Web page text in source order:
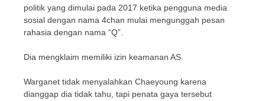
politik yang dimulai pada 2017 ketika pengguna media
sosial dengan nama 4chan mulai mengunggah pesan
rahasia dengan nama “Q”.
Dia mengklaim memiliki izin keamanan AS.
Warganet tidak menyalahkan Chaeyoung karena
dianggap dia tidak tahu, tapi penata gaya tersebut